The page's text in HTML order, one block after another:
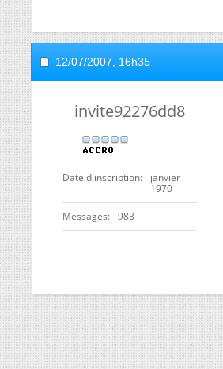
12/07/2007, 16h35
invite92276dd8
Date d'inscription
janvier
1970
Messages 983